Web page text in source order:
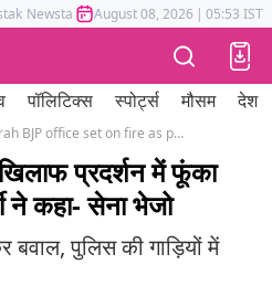
Newstak Mumbai Tak Astrotak
August 08, 2026 | 05:53 IST
पॉलिटिक्स स्पोर्ट्स मौसम देश
Bengal howrah BJP office set on fire as protest over Prophet remarks turns violent
प्रदर्शन में फूंका
ने कहा- सेना भेजो
पुलिस की गाड़ियों में